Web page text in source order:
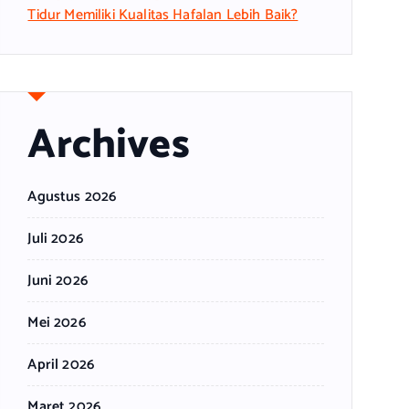
Tidur Memiliki Kualitas Hafalan Lebih Baik?
Archives
Agustus 2026
Juli 2026
Juni 2026
Mei 2026
April 2026